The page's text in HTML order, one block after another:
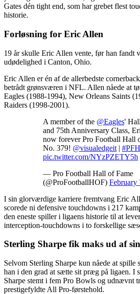
Gates dén tight end, som har grebet flest
historie.
Forløsning for Eric Allen
19 år skulle Eric Allen vente, før han fandt
udødelighed i Canton, Ohio.
Eric Allen er én af de allerbedste
betrådt grønsværen i NFL. Allen nåede at
Eagles (1988-1994), New Orleans Saints
Raiders (1998-2001).
A member of the @Eagles'
and 75th Anniversary Class,
now forever Pro Football Hall
No. 379! @visualedgeit |
pic.twitter.com/NYzPZETY5h
— Pro Football Hall of Fame
(@ProFootballHOF) February
I sin glorværdige karriere fremtvang Eric
scorede ni defensive touchdowns i 217
den eneste spiller i ligaens historie til at
interception-touchdowns i to forskellige
Sterling Sharpe fik maks ud af
Selvom Sterling Sharpe kun nåede at spille
han i den grad at sætte sit præg på ligaen. I
Sharpe stemt i fem Pro Bowls og udnævnt
prestigefyldte All Pro-førstehold.